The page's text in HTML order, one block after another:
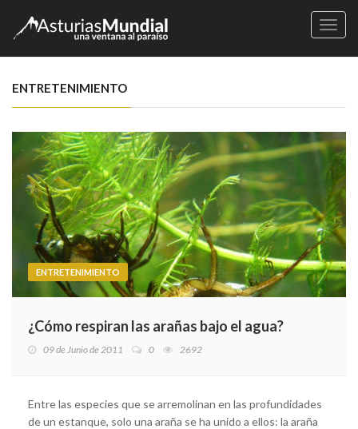
ENTRETENIMIENTO
ENTRETENIMIENTO
¿Cómo respiran las arañas bajo el agua?
09 de Junio de 2011 0 2692
Entre las especies que se arremolinan en las profundidades
de un estanque, solo una araña se ha unido a ellos: la araña